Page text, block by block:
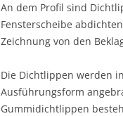
An dem Profil sind
Fensterscheibe
Zeichnung von den
Die Dichtlippen werden
Ausführungsform
Gummidichtlippen